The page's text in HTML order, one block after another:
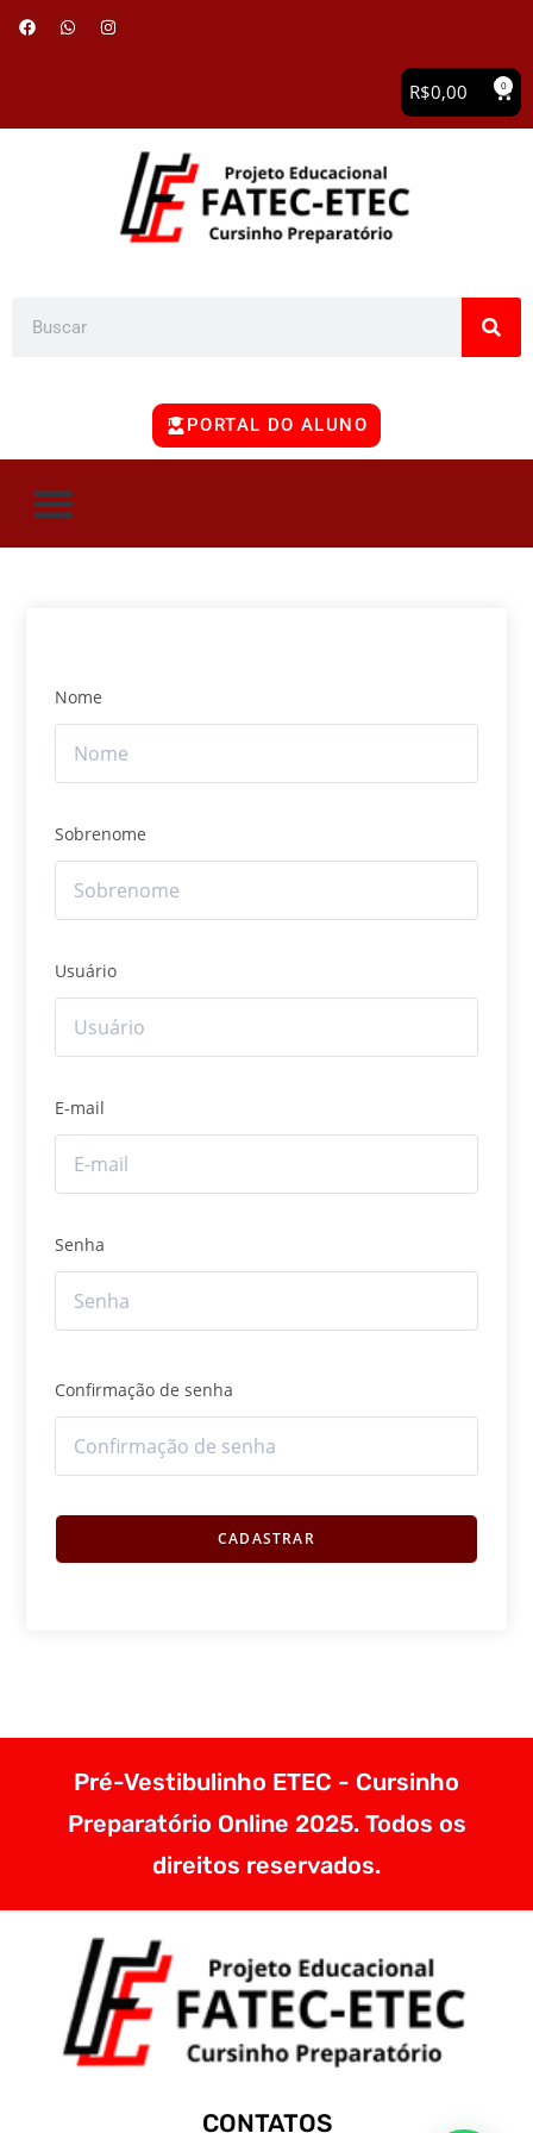
R$0,00 0
PORTAL DO ALUNO
Nome
Sobrenome
Usuário
E-mail
Senha
Confirmação de senha
CADASTRAR
Pré-Vestibulinho ETEC - Cursinho
Preparatório Online 2025. Todos os
direitos reservados.
CONTATOS